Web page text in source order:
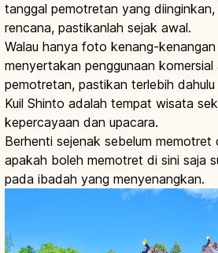
tanggal pemotretan yang diinginkan,
rencana, pastikanlah sejak awal.
Walau hanya foto kenang-kenangan
menyertakan penggunaan komersial
pemotretan, pastikan terlebih
Kuil Shinto adalah tempat wisata
kepercayaan dan upacara.
Berhenti sejenak sebelum memotret
apakah boleh memotret di sini saja
pada ibadah yang menyenangkan.